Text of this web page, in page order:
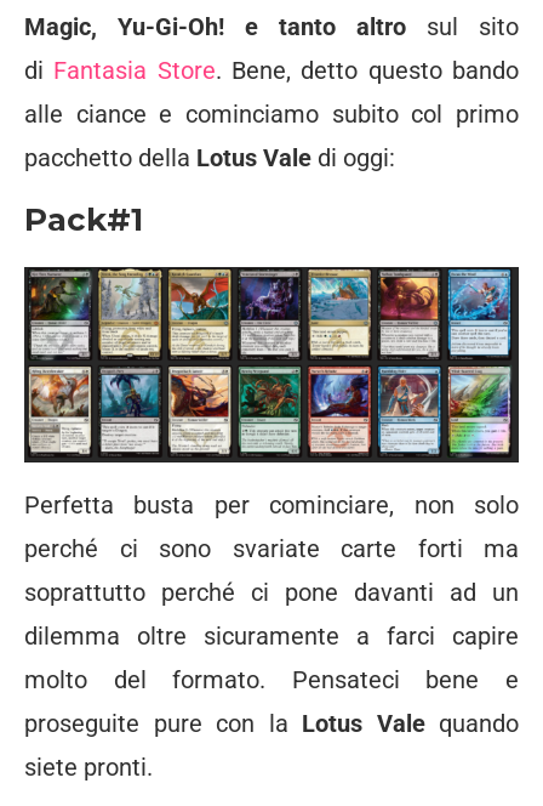
Magic, Yu-Gi-Oh! e tanto altro sul sito
di Fantasia Store. Bene, detto questo bando
alle ciance e cominciamo subito col primo
pacchetto della Lotus Vale di oggi:
Pack#1
Perfetta busta per cominciare, non solo
perché ci sono svariate carte forti ma
soprattutto perché ci pone davanti ad un
dilemma oltre sicuramente a farci capire
molto del formato. Pensateci bene e
proseguite pure con la Lotus Valequando
siete pronti.